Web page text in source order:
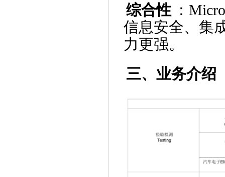
综合性 ：
信息安全、集
力更强。
三、业务介绍